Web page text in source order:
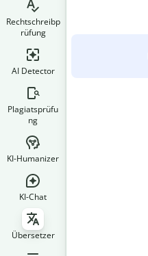
Rechtschreibp
rüfung
AI Detector
Plagiatsprüfu
ng
KI-Humanizer
KI-Chat
Übersetzer